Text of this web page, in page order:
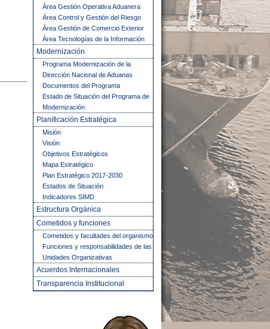
Área Gestión Operativa Aduanera
Área Control y Gestión del Riesgo
Área Gestión de Comercio Exterior
Área Tecnologías de la Información
Modernización
Programa Modernización de la
Dirección Nacional de Aduanas
Documentos del Programa
Estado de Situación del Programa de
Modernización
Planificación Estratégica
Misión
Visión
Objetivos Estratégicos
Mapa Estratégico
Plan Estratégico 2017-2030
Estados de Situación
Indicadores SIMD
Estructura Orgánica
Cometidos y funciones
Cometidos y facultades del organismo
Funciones y responsabilidades de las
Unidades Organizativas
Acuerdos Internacionales
Transparencia Institucional